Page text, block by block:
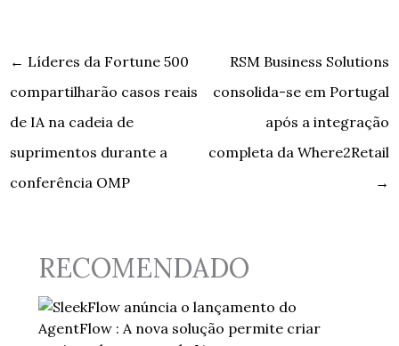
← Líderes da Fortune 500
compartilharão casos reais
de IA na cadeia de
suprimentos durante a
conferência OMP
RSM Business Solutions
consolida-se em Portugal
após a integração
completa da Where2Retail
→
RECOMENDADO